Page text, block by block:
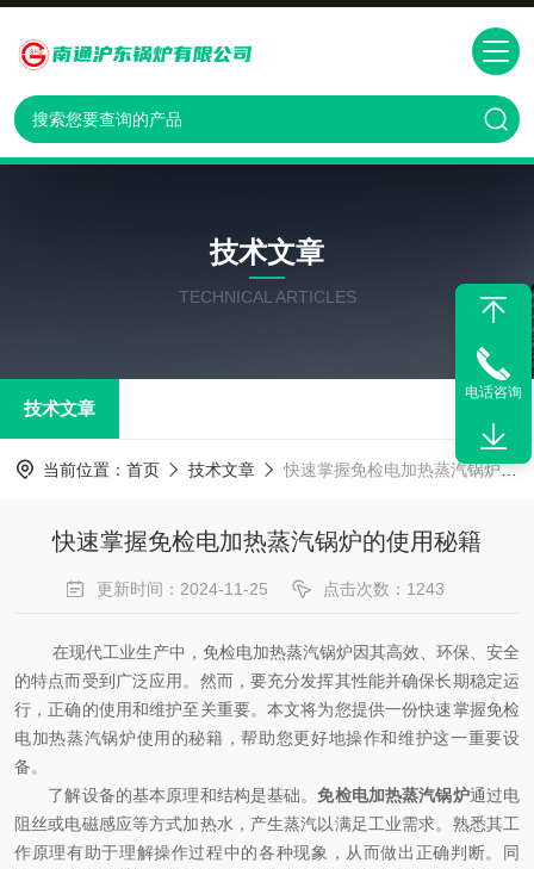
技术文章
TECHNICAL ARTICLES
技术文章
当前位置： 首页 技术文章 快速掌握免检电加热蒸汽锅炉的使用秘籍
快速掌握免检电加热蒸汽锅炉的使用秘籍
更新时间：2024-11-25 点击次数：1243
在现代工业生产中，免检电加热蒸汽锅炉因其高效、环保、安全
的特点而受到广泛应用。然而，要充分发挥其性能并确保长期稳定运
行，正确的使用和维护至关重要。本文将为您提供一份快速掌握免检
电加热蒸汽锅炉使用的秘籍，帮助您更好地操作和维护这一重要设
备。
了解设备的基本原理和结构是基础。免检电加热蒸汽锅炉通过电
阻丝或电磁感应等方式加热水，产生蒸汽以满足工业需求。熟悉其工
作原理有助于理解操作过程中的各种现象，从而做出正确判断。同
电话咨询